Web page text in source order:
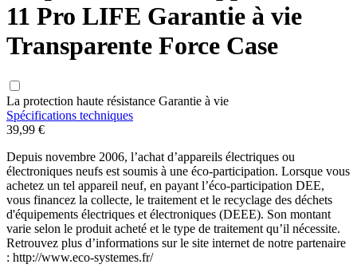
11 Pro LIFE Garantie à vie
Transparente Force Case
La protection haute résistance Garantie à vie
Spécifications techniques
39,99 €
Depuis novembre 2006, l’achat d’appareils électriques ou
électroniques neufs est soumis à une éco-participation. Lorsque vous
achetez un tel appareil neuf, en payant l’éco-participation DEE,
vous financez la collecte, le traitement et le recyclage des déchets
d'équipements électriques et électroniques (DEEE). Son montant
varie selon le produit acheté et le type de traitement qu’il nécessite.
Retrouvez plus d’informations sur le site internet de notre partenaire
: http://www.eco-systemes.fr/